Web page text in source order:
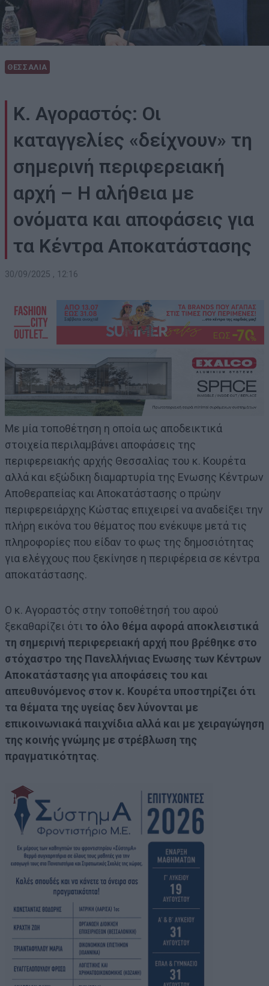
ΘΕΣΣΑΛΙΑ
Κ. Αγοραστός: Οι
καταγγελίες «δείχνουν» τη
σημερινή περιφερειακή
αρχή – Η αλήθεια με
ονόματα και αποφάσεις για
τα Κέντρα Αποκατάστασης
30/09/2025 , 12:16
Με μία τοποθέτηση η οποία ως αποδεικτικά
στοιχεία περιλαμβάνει αποφάσεις της
περιφερειακής αρχής Θεσσαλίας του κ. Κουρέτα
αλλά και εξώδικη διαμαρτυρία της Ενωσης Κέντρων
Αποθεραπείας και Αποκατάστασης ο πρώην
περιφερειάρχης Κώστας επιχειρεί να αναδείξει την
πλήρη εικόνα του θέματος που ενέκυψε μετά τις
πληροφορίες που είδαν το φως της δημοσιότητας
για ελέγχους που ξεκίνησε η περιφέρεια σε κέντρα
αποκατάστασης.
Ο κ. Αγοραστός στην τοποθέτησή του αφού
ξεκαθαρίζει ότι το όλο θέμα αφορά αποκλειστικά
τη σημερινή περιφερειακή αρχή που βρέθηκε στο
στόχαστρο της Πανελλήνιας Ενωσης των Κέντρων
Αποκατάστασης για αποφάσεις του και
απευθυνόμενος στον κ. Κουρέτα υποστηρίζει ότι
τα θέματα της υγείας δεν λύνονται με
επικοινωνιακά παιχνίδια αλλά και με χειραγώγηση
της κοινής γνώμης με στρέβλωση της
πραγματικότητας.